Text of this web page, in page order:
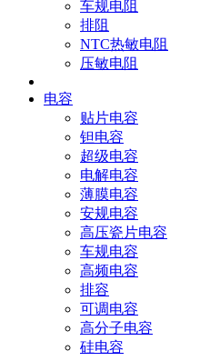
车规电阻
排阻
NTC热敏电阻
压敏电阻
电容
贴片电容
钽电容
超级电容
电解电容
薄膜电容
安规电容
高压瓷片电容
车规电容
高频电容
排容
可调电容
高分子电容
硅电容